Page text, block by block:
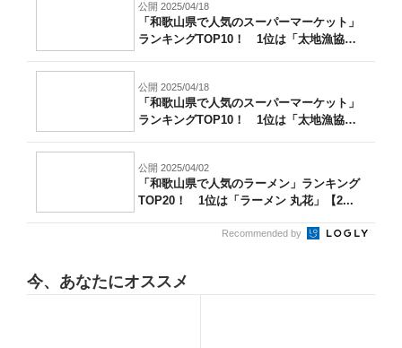
公開 2025/04/18
「和歌山県で人気のスーパーマーケット」
ランキングTOP10！ 1位は「太地漁協
公開 2025/04/18
「和歌山県で人気のスーパーマーケット」
ランキングTOP10！ 1位は「太地漁協
公開 2025/04/02
「和歌山県で人気のラーメン」ランキング
TOP20！ 1位は「ラーメン 丸花」【2...
Recommended by
今、あなたにオススメ